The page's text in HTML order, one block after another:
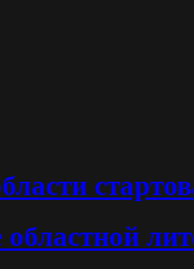
областной